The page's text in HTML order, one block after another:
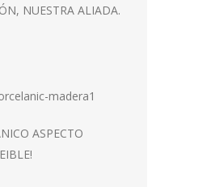
NUESTRA ALIADA.
ASPECTO